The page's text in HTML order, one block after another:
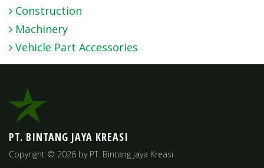
Construction
Machinery
Vehicle Part Accessories
PT. BINTANG JAYA KREASI
Copyright © 2026 by PT. Bintang Jaya Kreasi